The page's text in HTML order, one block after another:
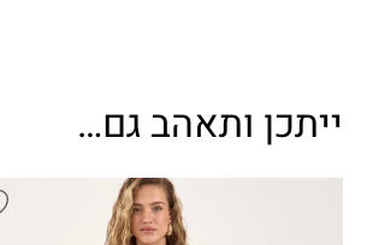
ייתכן ותאהב גם…